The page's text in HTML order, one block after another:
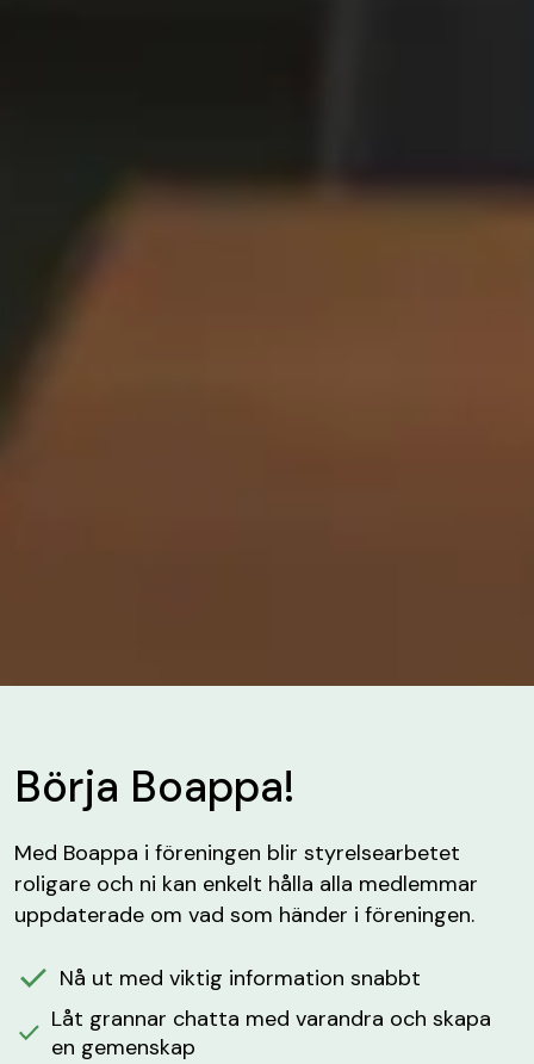
Börja Boappa!
Med Boappa i föreningen blir styrelsearbetet
roligare och ni kan enkelt hålla alla medlemmar
uppdaterade om vad som händer i föreningen.
Nå ut med viktig information snabbt
Låt grannar chatta med varandra och skapa
en gemenskap